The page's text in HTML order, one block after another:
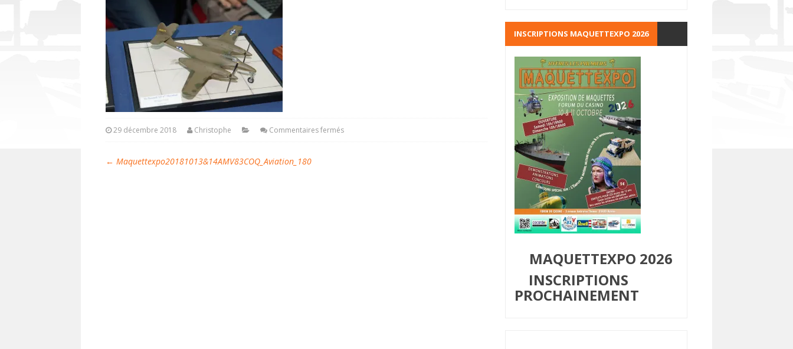
29 décembre 2018 Christophe Commentaires fermés
← Maquettexpo20181013&14AMV83COQ_Aviation_180
INSCRIPTIONS MAQUETTEXPO 2026
MAQUETTEXPO 2026
INSCRIPTIONS
PROCHAINEMENT